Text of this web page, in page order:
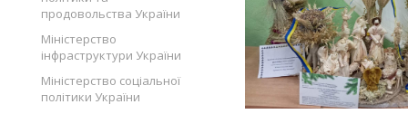
продовольства України
Міністерство
інфраструктури України
Міністерство соціальної
політики України